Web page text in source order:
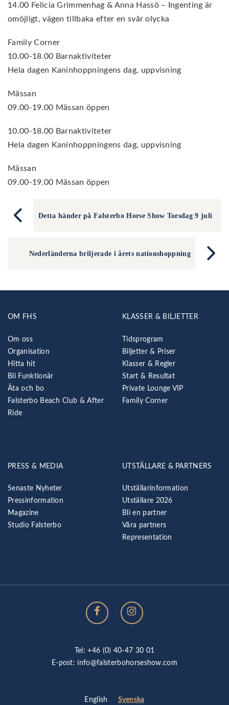
14.00 Felicia Grimmenhag & Anna Hassö – Ingenting är
omöjligt, vägen tillbaka efter en svår olycka
Family Corner
10.00-18.00 Barnaktiviteter
Hela dagen Kaninhoppningens dag, uppvisning
Mässan
09.00-19.00 Mässan öppen
10.00-18.00 Barnaktiviteter
Hela dagen Kaninhoppningens dag, uppvisning
Mässan
09.00-19.00 Mässan öppen
Detta händer på Falsterbo Horse Show Torsdag 9 juli
Nederländerna briljerade i årets nationshoppning
OM FHS
Om oss
Organisation
Hitta hit
Bli Funktionär
Äta och bo
Falsterbo Beach Club & After
Ride
KLASSER & BILJETTER
Tidsprogram
Biljetter & Priser
Klasser & Regler
Start & Resultat
Private Lounge VIP
Family Corner
PRESS & MEDIA
Senaste Nyheter
Pressinformation
Magazine
Studio Falsterbo
UTSTÄLLARE & PARTNERS
Utställarinformation
Utställare 2026
Bli en partner
Våra partners
Representation
Tel: +46 (0) 40-47 30 01
E-post: info@falsterbohorseshow.com
English Svenska